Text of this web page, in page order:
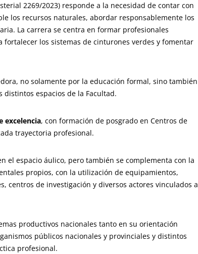
2269/2023) responde a la necesidad de contar con
los recursos naturales, abordar responsablemente los
La carrera se centra en formar profesionales
los sistemas de cinturones verdes y fomentar
no solamente por la educación formal, sino también
espacios de la Facultad.
excelencia, con formación de posgrado en Centros de
trayectoria profesional.
el espacio áulico, pero también se complementa con la
propios, con la utilización de equipamientos,
centros de investigación y diversos actores vinculados a
productivos nacionales tanto en su orientación
públicos nacionales y provinciales y distintos
profesional.